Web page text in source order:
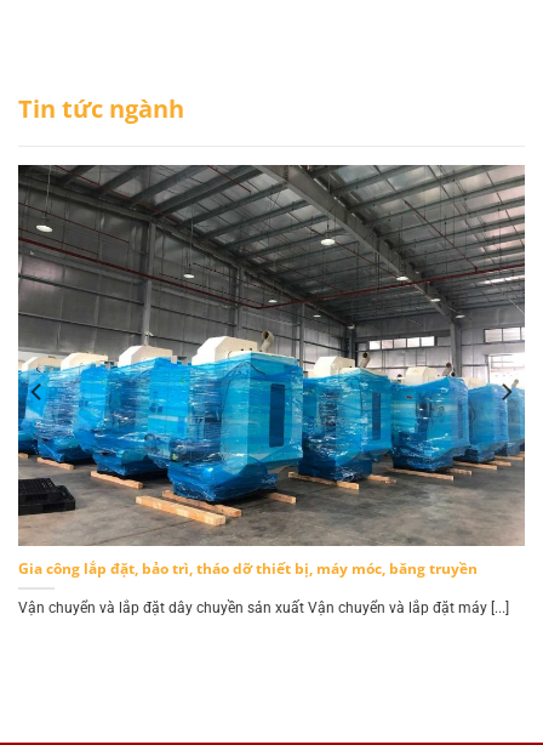
Tin tức ngành
Gia công lắp đặt, bảo trì, tháo dỡ thiết bị, máy móc, băng truyền
Vận chuyển và lắp đặt dây chuyền sản xuất Vận chuyển và lắp đặt máy [...]